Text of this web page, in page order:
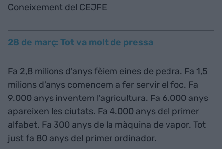
Coneixement del CEJFE
28 de març: Tot va molt de pressa
Fa 2,8 milions d'anys fèiem eines de pedra. Fa 1,5
milions d'anys comencem a fer servir el foc. Fa
9.000 anys inventem l'agricultura. Fa 6.000 anys
apareixen les ciutats. Fa 4.000 anys del primer
alfabet. Fa 300 anys de la màquina de vapor. Tot
just fa 80 anys del primer ordinador.